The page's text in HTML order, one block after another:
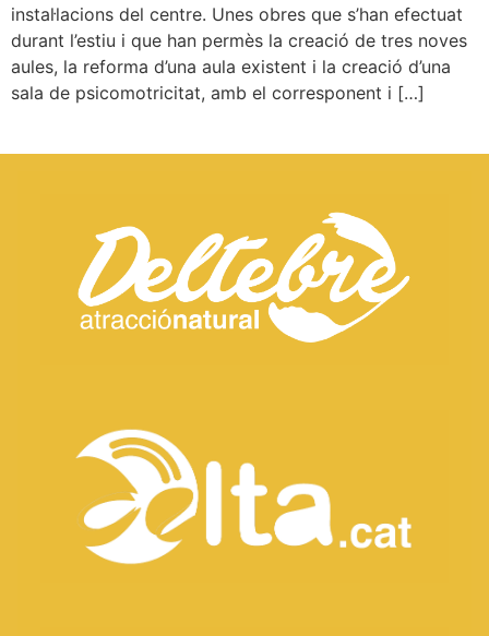
instal·lacions del centre. Unes obres que s’han efectuat
durant l’estiu i que han permès la creació de tres noves
aules, la reforma d’una aula existent i la creació d’una
sala de psicomotricitat, amb el corresponent i […]